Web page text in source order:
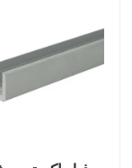
کویل
کویل
کویل آلومینیوم